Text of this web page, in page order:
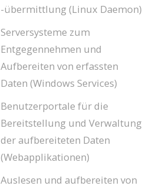
-übermittlung (Linux Daemon)
Serversysteme zum
Entgegennehmen und
Aufbereiten von erfassten
Daten (Windows Services)
Benutzerportale für die
Bereitstellung und Verwaltung
der aufbereiteten Daten
(Webapplikationen)
Auslesen und aufbereiten von